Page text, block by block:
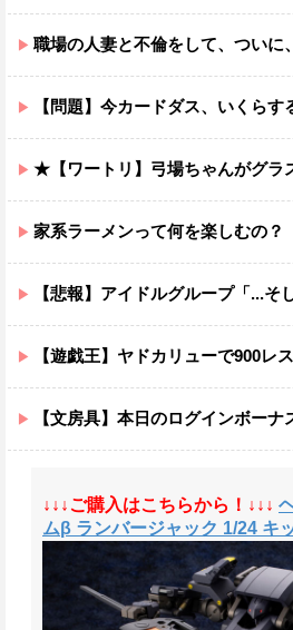
職場の人妻と不倫をして、ついに
【問題】今カードダス、いくら
★【ワートリ】弓場ちゃんがグラスホッパーでピョンピョン飛んでると
家系ラーメンって何を楽しむの？
【悲報】アイドルグループ「...そして、消え逝くキミ達
【遊戯王】ヤドカリューで900レ
【文房具】本日のログインボーナ
↓↓↓ご購入はこちらから！↓↓↓
ムβ ランバージャック 1/24 キ